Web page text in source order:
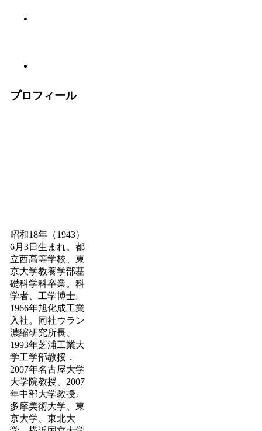
プロフィール
昭和18年（1943）
6月3日生まれ。都
立西高等学校、東
京大学教養学部基
礎科学科卒業。科
学者、工学博士。
1966年旭化成工業
入社。同社ウラン
濃縮研究所長、
1993年芝浦工業大
学工学部教授．
2007年名古屋大学
大学院教授、2007
年中部大学教授。
多摩美術大学、東
京大学、東北大